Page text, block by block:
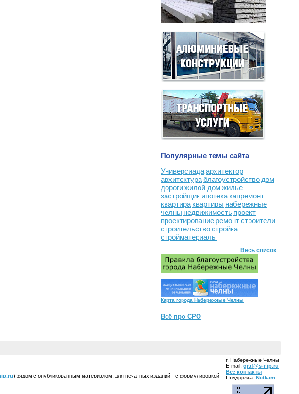
Популярные темы сайта
Универсиадаархитектор
архитектура благоустройство дом
дорогижилой домжилье
застройщик ипотека капремонт
квартира квартиры набережные
челны недвижимость проект
проектирование ремонтстроители
строительствостройка
стройматериалы
Весь список
Карта города Набережные Челны
Всё про СРО
) рядом с опубликованным материалом, для печатных изданий - с формулировкой
г. Набережные Челны
E-mail: graf@s-nip.ru
Все контакты
Поддержка: Netkam